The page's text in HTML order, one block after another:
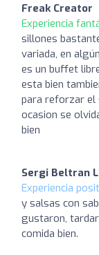
Freak Creator
Experiencia
sillones
variada, en
es un buffet
esta bien
para reforzar el
ocasion se
bien
Sergi Beltran
Experiencia
y salsas con
gustaron,
comida bien.